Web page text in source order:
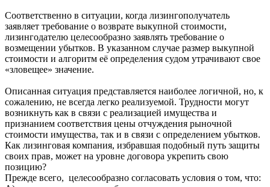
Соответственно в ситуации, когда лизингополучатель
заявляет требование о возврате выкупной стоимости,
лизингодателю целесообразно заявлять требование о
возмещении убытков. В указанном случае размер выкупной
стоимости и алгоритм её определения судом утрачивают свое
«зловещее» значение.
Описанная ситуация представляется наиболее логичной, но, к
сожалению, не всегда легко реализуемой. Трудности могут
возникнуть как в связи с реализацией имущества и
признанием соответствия цены отчуждения рыночной
стоимости имущества, так и в связи с определением убытков.
Как лизинговая компания, избравшая подобный путь защиты
своих прав, может на уровне договора укрепить свою
позицию?
Прежде всего, целесообразно согласовать условия о том, что: